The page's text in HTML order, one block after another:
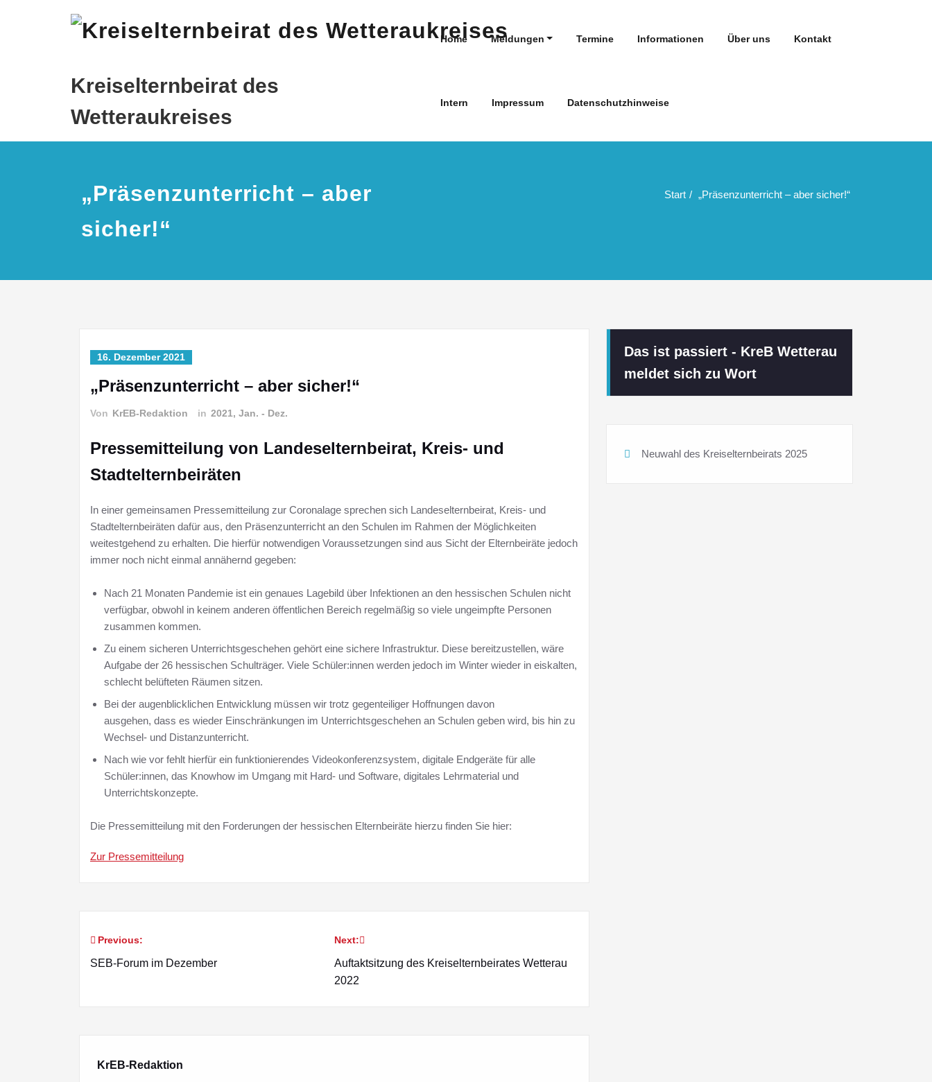
Kreiselternbeirat des
Wetteraukreises
Home Meldungen Termine Informationen Über uns Kontakt
Intern Impressum Datenschutzhinweise
„Präsenzunterricht – aber
sicher!“
Start „Präsenzunterricht – aber sicher!“
16. Dezember 2021
„Präsenzunterricht – aber sicher!“
Von KrEB-Redaktion in 2021, Jan. - Dez.
Pressemitteilung von Landeselternbeirat, Kreis- und
Stadtelternbeiräten
In einer gemeinsamen Pressemitteilung zur Coronalage sprechen sich Landeselternbeirat, Kreis- und
Stadtelternbeiräten dafür aus, den Präsenzunterricht an den Schulen im Rahmen der Möglichkeiten
weitestgehend zu erhalten. Die hierfür notwendigen Voraussetzungen sind aus Sicht der Elternbeiräte jedoch
immer noch nicht einmal annähernd gegeben:
Nach 21 Monaten Pandemie ist ein genaues Lagebild über Infektionen an den hessischen Schulen nicht
verfügbar, obwohl in keinem anderen öffentlichen Bereich regelmäßig so viele ungeimpfte Personen
zusammen kommen.
Zu einem sicheren Unterrichtsgeschehen gehört eine sichere Infrastruktur. Diese bereitzustellen, wäre
Aufgabe der 26 hessischen Schulträger. Viele Schüler:innen werden jedoch im Winter wieder in eiskalten,
schlecht belüfteten Räumen sitzen.
Bei der augenblicklichen Entwicklung müssen wir trotz gegenteiliger Hoffnungen davon
ausgehen, dass es wieder Einschränkungen im Unterrichtsgeschehen an Schulen geben wird, bis hin zu
Wechsel- und Distanzunterricht.
Nach wie vor fehlt hierfür ein funktionierendes Videokonferenzsystem, digitale Endgeräte für alle
Schüler:innen, das Knowhow im Umgang mit Hard- und Software, digitales Lehrmaterial und
Unterrichtskonzepte.
Die Pressemitteilung mit den Forderungen der hessischen Elternbeiräte hierzu finden Sie hier:
Zur Pressemitteilung
Beitragsnavigation
Previous:
SEB-Forum im Dezember
Next:
Auftaktsitzung des Kreiselternbeirates Wetterau
2022
KrEB-Redaktion
Das ist passiert - KreB Wetterau
meldet sich zu Wort
Neuwahl des Kreiselternbeirats 2025